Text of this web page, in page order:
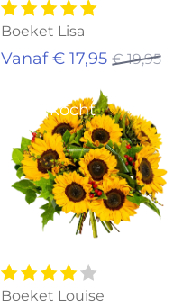
Boeket Lisa
Vanaf € 17,95 € 19,95
Uitverkocht
Boeket Louise